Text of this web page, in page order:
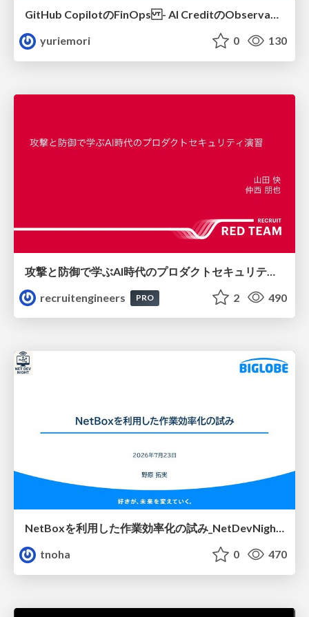
GitHub CopilotのFinOps - AI CreditのObservabilityと価値を生むためのエージェント設計
yuriemori
0 130
recruitengineers
PRO 2 490
NetBoxを利用した作業効率化の試み_NetDevNight4
tnoha
0 470